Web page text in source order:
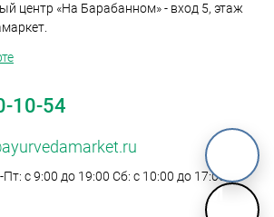
M
центр «На Барабанном» - вход 5, этаж
10-54
с 9:00 до 19:00 Сб: с 10:00 до 17:00